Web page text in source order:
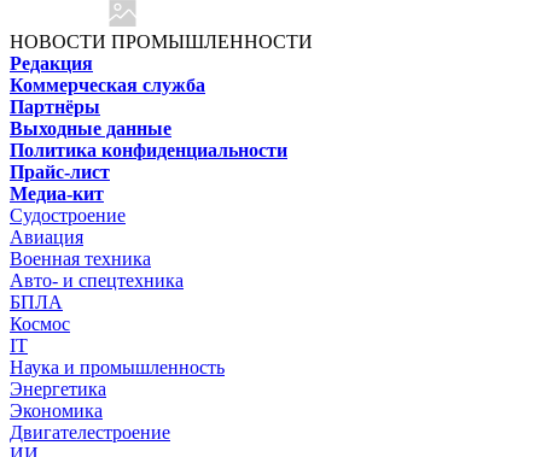
НОВОСТИ ПРОМЫШЛЕННОСТИ
Редакция
Коммерческая служба
Партнёры
Выходные данные
Политика конфиденциальности
Прайс-лист
Медиа-кит
Судостроение
Авиация
Военная техника
Авто- и спецтехника
БПЛА
Космос
IT
Наука и промышленность
Энергетика
Экономика
Двигателестроение